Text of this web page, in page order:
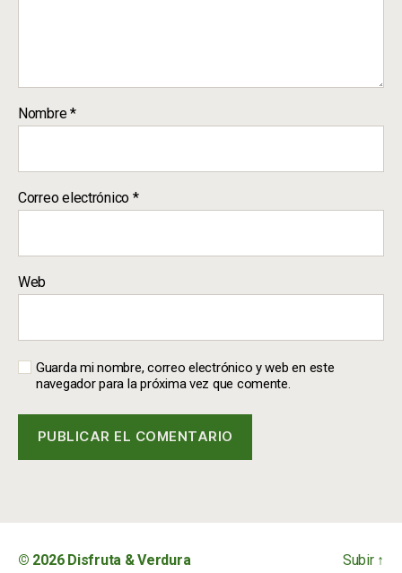
Nombre*
Correo electrónico *
Web
Guarda mi nombre, correo electrónico y web en este
navegador para la próxima vez que comente.
© 2026 Disfruta & Verdura Subir ↑